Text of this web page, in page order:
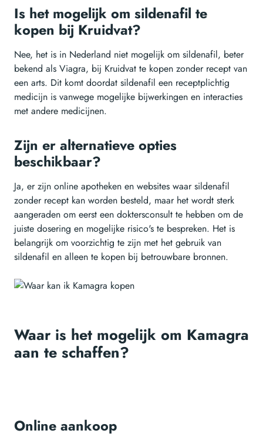
Is het mogelijk om sildenafil te
kopen bij Kruidvat?
Nee, het is in Nederland niet mogelijk om sildenafil, beter
bekend als Viagra, bij Kruidvat te kopen zonder recept van
een arts. Dit komt doordat sildenafil een receptplichtig
medicijn is vanwege mogelijke bijwerkingen en interacties
met andere medicijnen.
Zijn er alternatieve opties
beschikbaar?
Ja, er zijn online apotheken en websites waar sildenafil
zonder recept kan worden besteld, maar het wordt sterk
aangeraden om eerst een doktersconsult te hebben om de
juiste dosering en mogelijke risico's te bespreken. Het is
belangrijk om voorzichtig te zijn met het gebruik van
sildenafil en alleen te kopen bij betrouwbare bronnen.
Waar is het mogelijk om Kamagra
aan te schaffen?
Online aankoop